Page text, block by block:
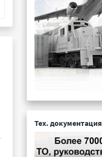
Подробнее ...
Тех. документация